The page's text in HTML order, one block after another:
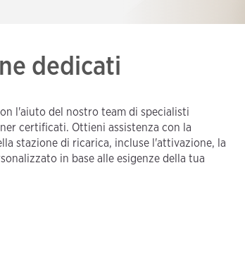
dedicati
l'aiuto del nostro team di specialisti
certificati. Ottieni assistenza con la
stazione di ricarica, incluse l'attivazione, la
in base alle esigenze della tua